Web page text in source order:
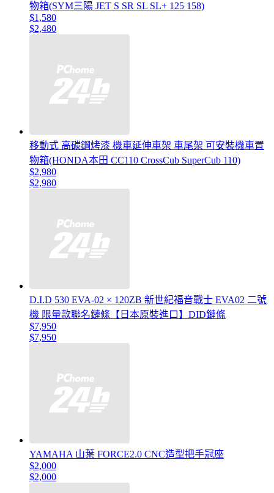
物箱(SYM三陽 JET S SR SL SL+ 125 158)
$1,580
$2,480
移動式 高碳鋼烤漆 機車延伸車架 車尾架 可安裝機車置
物箱(HONDA本田 CC110 CrossCub SuperCub 110)
$2,980
$2,980
D.I.D 530 EVA-02 × 120ZB 新世紀福音戰士 EVA02 二號
機 限量款聯名鏈條【日本原裝進口】DID鏈條
$7,950
$7,950
YAMAHA 山葉 FORCE2.0 CNC造型把手冠座
$2,000
$2,000